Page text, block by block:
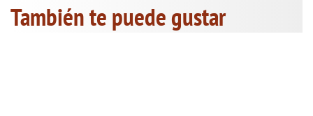
También te puede gustar